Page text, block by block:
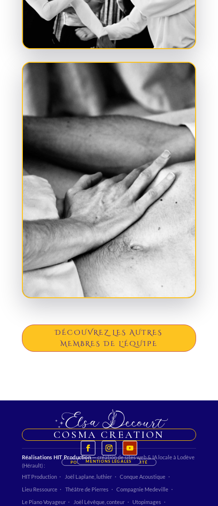
DÉCOUVREZ LES AUTRES
MEMBRES DE L'ÉQUIPE
COSMA CREATION
POLITIQUE DE CONFIDENTIALITÉ
MENTIONS LÉGALES
Réalisations HIT Production— création de sites web & IA locale à Lodève
(Hérault) :
HIT Production
Joël Laplane, luthier
Conque Acoustique
Lieu Ressource
Théâtre de Pierres
Compagnie Medeville
Le Piano Voyageur
Joël Lévêque, conteur Utopimages